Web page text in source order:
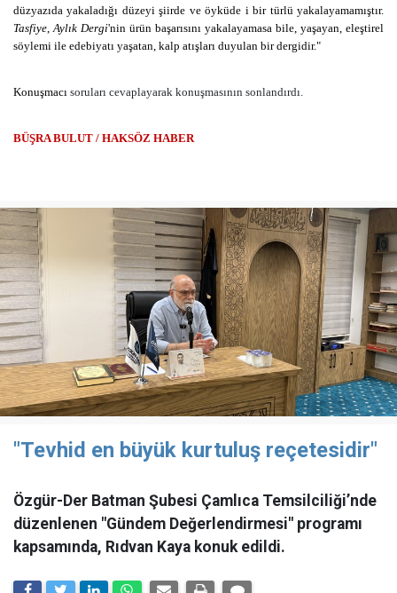
düzyazıda yakaladığı düzeyi şiirde ve öyküde i bir türlü yakalayamamıştır.
Tasfiye Aylık Dergi'nin ürün başarısını yakalayamasa bile, yaşayan, eleştirel
söylemi ile edebiyatı yaşatan, kalp atışları duyulan bir dergidir."
Konuşmacı soruları cevaplayarak konuşmasının sonlandırdı.
BÜŞRA BULUT / HAKSÖZ HABER
"Tevhid en büyük kurtuluş reçetesidir"
Özgür-Der Batman Şubesi Çamlıca Temsilciliği’nde
düzenlenen "Gündem Değerlendirmesi" programı
kapsamında, Rıdvan Kaya konuk edildi.